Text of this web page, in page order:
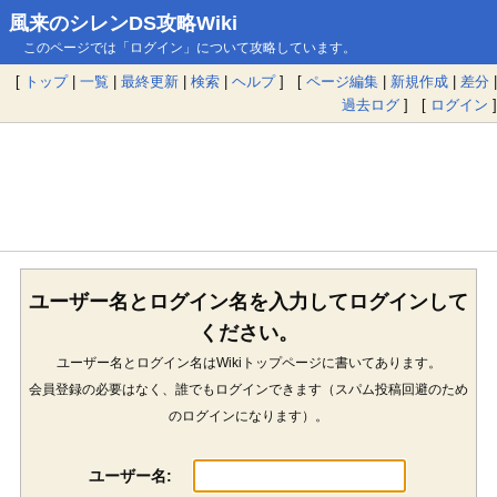
風来のシレンDS攻略Wiki
このページでは「ログイン」について攻略しています。
[ トップ| 一覧 | 最終更新 | 検索 | ヘルプ] [ ページ編集 | 新規作成 | 差分 |
過去ログ ] [ ログイン ]
ユーザー名とログイン名を入力してログインして
ください。
ユーザー名とログイン名はWikiトップページに書いてあります。
会員登録の必要はなく、誰でもログインできます（スパム投稿回避のため
のログインになります）。
ユーザー名: